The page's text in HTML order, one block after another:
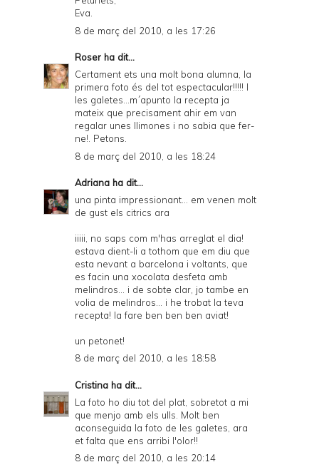
Eva.
8 de març del 2010, a les 17:26
Roser ha dit...
Certament ets una molt bona alumna, la
primera foto és del tot espectacular!!!!! I
les galetes...m´apunto la recepta ja
mateix que precisament ahir em van
regalar unes llimones i no sabia que fer-
ne!. Petons.
8 de març del 2010, a les 18:24
Adriana ha dit...
una pinta impressionant... em venen molt
de gust els citrics ara
iiiii, no saps com m'has arreglat el dia!
estava dient-li a tothom que em diu que
esta nevant a barcelona i voltants, que
es facin una xocolata desfeta amb
melindros... i de sobte clar, jo tambe en
volia de melindros... i he trobat la teva
recepta! la fare ben ben ben aviat!
un petonet!
8 de març del 2010, a les 18:58
Cristina ha dit...
La foto ho diu tot del plat, sobretot a mi
que menjo amb els ulls. Molt ben
aconseguida la foto de les galetes, ara
et falta que ens arribi l'olor!!
8 de març del 2010, a les 20:14